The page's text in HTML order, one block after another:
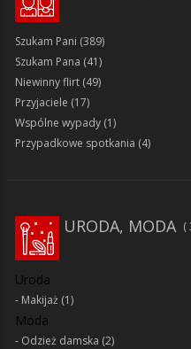
Szukam Pani (389)
Szukam Pana (41)
Niewinny flirt (49)
Przyjaciele (17)
Wspólne wypady (1)
Przypadkowe spotkania (4)
URODA, MODA
Uroda
Makijaż (1)
Moda
Odzież damska (2)